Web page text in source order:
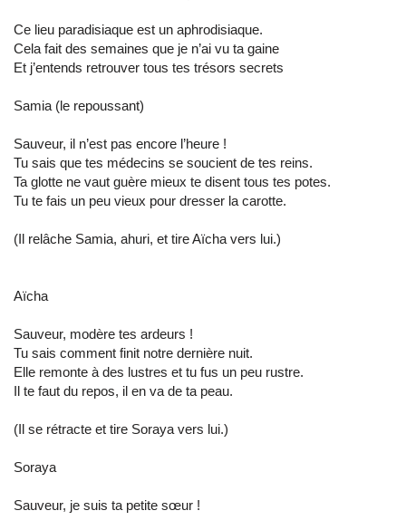
Ce lieu paradisiaque est un aphrodisiaque.
Cela fait des semaines que je n’ai vu ta gaine
Et j’entends retrouver tous tes trésors secrets
Samia (le repoussant)
Sauveur, il n’est pas encore l’heure !
Tu sais que tes médecins se soucient de tes reins.
Ta glotte ne vaut guère mieux te disent tous tes potes.
Tu te fais un peu vieux pour dresser la carotte.
(Il relâche Samia, ahuri, et tire Aïcha vers lui.)
Aïcha
Sauveur, modère tes ardeurs !
Tu sais comment finit notre dernière nuit.
Elle remonte à des lustres et tu fus un peu rustre.
Il te faut du repos, il en va de ta peau.
(Il se rétracte et tire Soraya vers lui.)
Soraya
Sauveur, je suis ta petite sœur !